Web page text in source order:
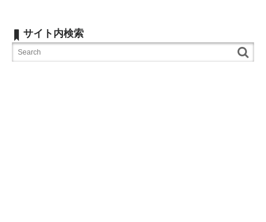
サイト内検索